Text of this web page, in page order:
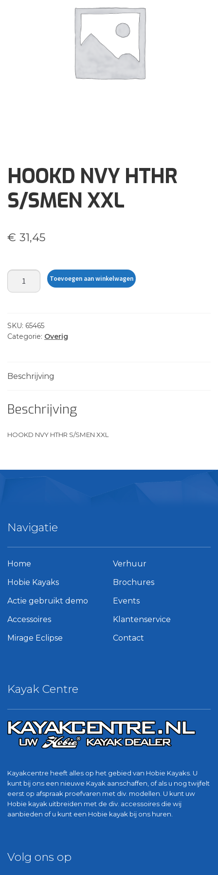
HOOKD NVY HTHR
S/SMEN XXL
€ 31,45
HOOKD
NVY
XXL
aantal
Toevoegen aan winkelwagen
SKU: 65465
Categorie: Overig
Beschrijving
Beschrijving
HOOKD NVY HTHR S/SMEN XXL
Kayak Centre
Kayakcentre heeft alles op het gebied van Hobie Kayaks. U
kunt bij ons een nieuwe Kayak aanschaffen, of als u nog twijfelt
eerst op afspraak proefvaren met div. modellen. U kunt uw
Hobie kayak uitbreiden met de div. accessoires die wij
aanbieden of u kunt een Hobie kayak bij ons huren.
Navigatie
Home
Hobie Kayaks
Actie gebruikt demo
Accessoires
Mirage Eclipse
Verhuur
Brochures
Events
Klantenservice
Contact
Volg ons op